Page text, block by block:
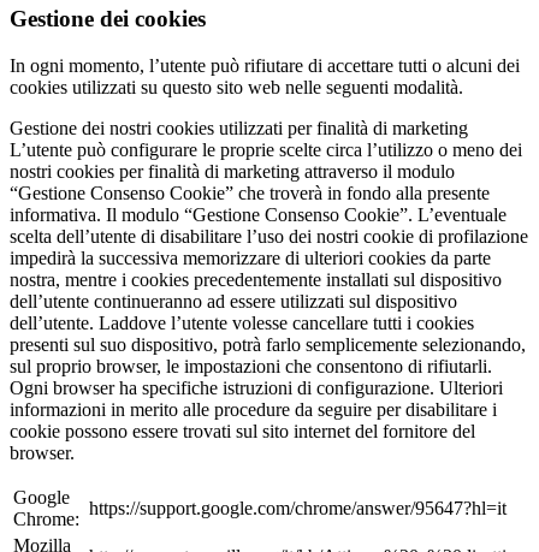
Gestione dei cookies
In ogni momento, l’utente può rifiutare di accettare tutti o alcuni dei
cookies utilizzati su questo sito web nelle seguenti modalità.
Gestione dei nostri cookies utilizzati per finalità di marketing
L’utente può configurare le proprie scelte circa l’utilizzo o meno dei
nostri cookies per finalità di marketing attraverso il modulo
“Gestione Consenso Cookie” che troverà in fondo alla presente
informativa. Il modulo “Gestione Consenso Cookie”. L’eventuale
scelta dell’utente di disabilitare l’uso dei nostri cookie di profilazione
impedirà la successiva memorizzare di ulteriori cookies da parte
nostra, mentre i cookies precedentemente installati sul dispositivo
dell’utente continueranno ad essere utilizzati sul dispositivo
dell’utente. Laddove l’utente volesse cancellare tutti i cookies
presenti sul suo dispositivo, potrà farlo semplicemente selezionando,
sul proprio browser, le impostazioni che consentono di rifiutarli.
Ogni browser ha specifiche istruzioni di configurazione. Ulteriori
informazioni in merito alle procedure da seguire per disabilitare i
cookie possono essere trovati sul sito internet del fornitore del
browser.
Google
Chrome:
https://support.google.com/chrome/answer/95647?hl=it
Mozilla